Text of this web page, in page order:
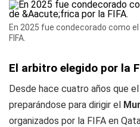
En 2025 fue condecorado como
FIFA.
El arbitro elegido por la
Desde hace cuatro años que
preparándose para dirigir el
organizados por la FIFA en